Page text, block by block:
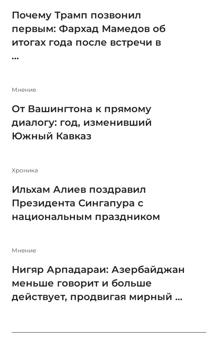
Почему Трамп позвонил
первым: Фархад Мамедов об
итогах года после встречи в
...
Мнение
От Вашингтона к прямому
диалогу: год, изменивший
Южный Кавказ
Xроника
Ильхам Алиев поздравил
Президента Сингапура с
национальным праздником
Мнение
Нигяр Арпадараи: Азербайджан
меньше говорит и больше
действует, продвигая мирный ...